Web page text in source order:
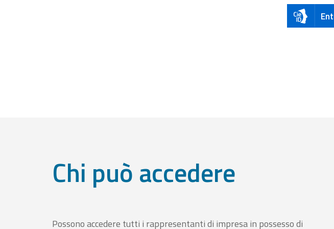
Chi può accedere
Possono accedere tutti i rappresentanti di impresa in possesso di